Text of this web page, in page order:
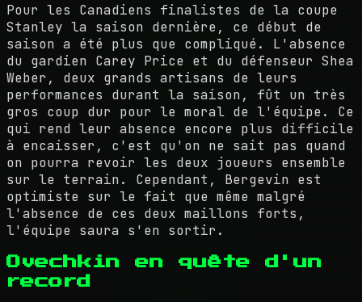
Pour les Canadiens finalistes de la coupe
Stanley la saison dernière, ce début de
saison a été plus que compliqué. L'absence
du gardien Carey Price et du défenseur Shea
Weber, deux grands artisans de leurs
performances durant la saison, fût un très
gros coup dur pour le moral de l'équipe. Ce
qui rend leur absence encore plus difficile
à encaisser, c'est qu'on ne sait pas quand
on pourra revoir les deux joueurs ensemble
sur le terrain. Cependant, Bergevin est
optimiste sur le fait que même malgré
l'absence de ces deux maillons forts,
l'équipe saura s'en sortir.
Ovechkin en quête d'un
record